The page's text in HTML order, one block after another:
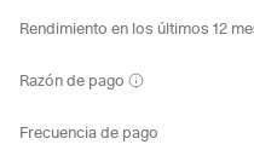
Rendimiento en los últimos 12
Razón de pago
Frecuencia de pago